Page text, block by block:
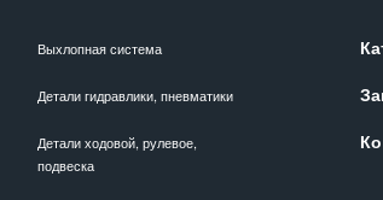
Выхлопная система
Детали гидравлики, пневматики
Детали ходовой, рулевое,
подвеска